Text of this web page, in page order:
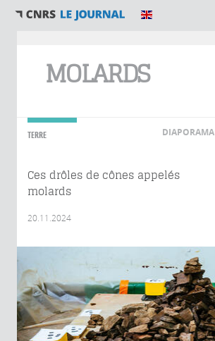
MOLARDS
TERRE DIAPORAMA
Ces drôles de cônes appelés
molards
20.11.2024